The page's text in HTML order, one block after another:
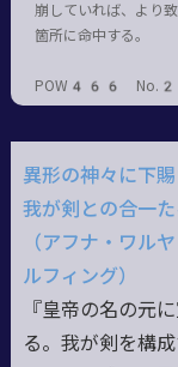
崩していれば、より
箇所に命中する。
POW466
異形の神々に下
我が剣との合一
（アフナ・ワル
ルフィング）
『皇帝の名の元
る。我が剣を構